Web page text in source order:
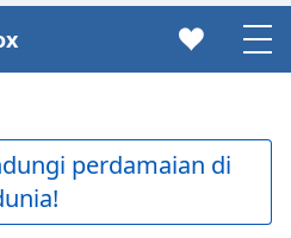
perdamaian di